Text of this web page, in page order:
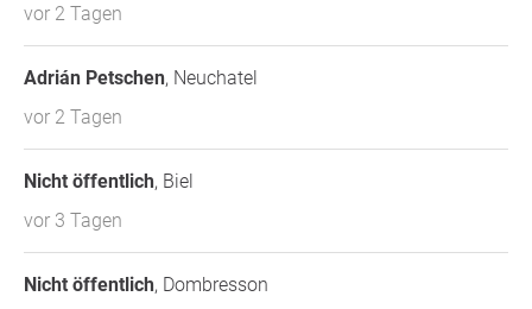
vor 2 Tagen
Adrián Petschen, Neuchatel
vor 2 Tagen
Nicht öffentlich, Biel
vor 3 Tagen
Nicht öffentlich, Dombresson